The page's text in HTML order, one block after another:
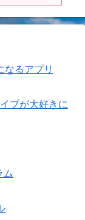
るアプリ
ブが大好きに
ム